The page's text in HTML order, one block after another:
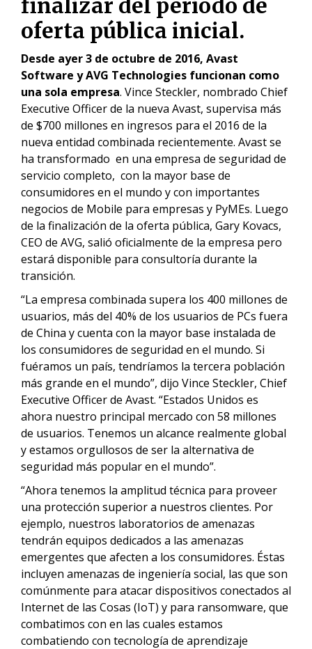
finalizar del período de
oferta pública inicial.
Desde ayer 3 de octubre de 2016, Avast
Software y AVG Technologies funcionan como
una sola empresa. Vince Steckler, nombrado Chief
Executive Officer de la nueva Avast, supervisa más
de $700 millones en ingresos para el 2016 de la
nueva entidad combinada recientemente. Avast se
ha transformado en una empresa de seguridad de
servicio completo, con la mayor base de
consumidores en el mundo y con importantes
negocios de Mobile para empresas y PyMEs. Luego
de la finalización de la oferta pública, Gary Kovacs,
CEO de AVG, salió oficialmente de la empresa pero
estará disponible para consultoría durante la
transición.
“La empresa combinada supera los 400 millones de
usuarios, más del 40% de los usuarios de PCs fuera
de China y cuenta con la mayor base instalada de
los consumidores de seguridad en el mundo. Si
fuéramos un país, tendríamos la tercera población
más grande en el mundo”, dijo Vince Steckler, Chief
Executive Officer de Avast. “Estados Unidos es
ahora nuestro principal mercado con 58 millones
de usuarios. Tenemos un alcance realmente global
y estamos orgullosos de ser la alternativa de
seguridad más popular en el mundo”.
“Ahora tenemos la amplitud técnica para proveer
una protección superior a nuestros clientes. Por
ejemplo, nuestros laboratorios de amenazas
tendrán equipos dedicados a las amenazas
emergentes que afecten a los consumidores. Éstas
incluyen amenazas de ingeniería social, las que son
comúnmente para atacar dispositivos conectados al
Internet de las Cosas (IoT) y para ransomware, que
combatimos con en las cuales estamos
combatiendo con tecnología de aprendizaje